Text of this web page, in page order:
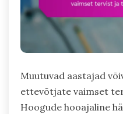
Muutuvad aastajad
ettevõtjate vaimset
Hoogude hooajaline